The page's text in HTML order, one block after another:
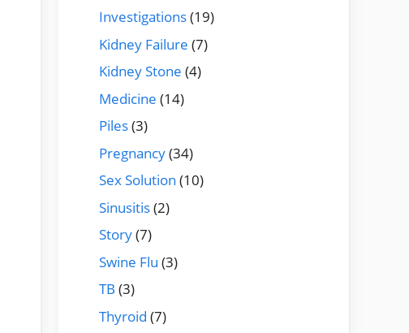
Investigations(19)
Kidney Failure (7)
Kidney Stone (4)
Medicine (14)
Piles(3)
Pregnancy(34)
Sex Solution (10)
Sinusitis(2)
Story(7)
Swine Flu (3)
TB (3)
Thyroid (7)